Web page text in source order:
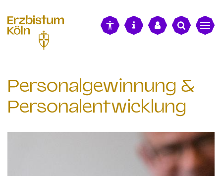
Personalgewinnung &
Personalentwicklung